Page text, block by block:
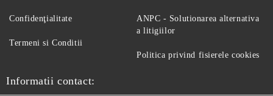
Confidenţialitate
Termeni si Conditii
ANPC - Solutionarea alternativa
a litigiilor
Politica privind fisierele cookies
Informatii contact: